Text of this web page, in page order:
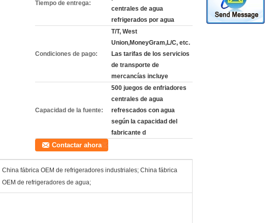
Tiempo de entrega:
centrales de agua
refrigerados por agua
Condiciones de pago:
T/T, West
Union,MoneyGram,L/C, etc.
Las tarifas de los servicios
de transporte de
mercancías incluye
Capacidad de la fuente:
500 juegos de enfriadores
centrales de agua
refrescados con agua
según la capacidad del
fabricante d
Contactar ahora
China fábrica OEM de refrigeradores industriales; China fábrica
OEM de refrigeradores de agua;